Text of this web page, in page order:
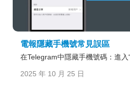
電報隱藏手機號常見誤區
在Telegram中隱藏手機號碼：進入
2025 年 10 月 25 日